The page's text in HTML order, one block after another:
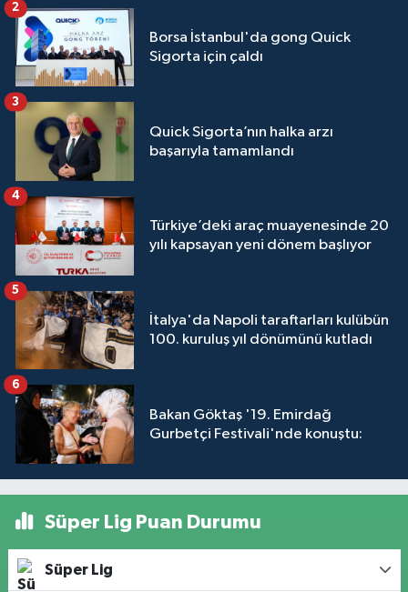
Borsa İstanbul'da gong Quick
Sigorta için çaldı
2
Quick Sigorta’nın halka arzı
başarıyla tamamlandı
3
Türkiye’deki araç muayenesinde 20
yılı kapsayan yeni dönem başlıyor
4
İtalya'da Napoli taraftarları kulübün
100. kuruluş yıl dönümünü kutladı
5
Bakan Göktaş '19. Emirdağ
Gurbetçi Festivali'nde konuştu:
6
Süper Lig Puan Durumu
Süper Lig